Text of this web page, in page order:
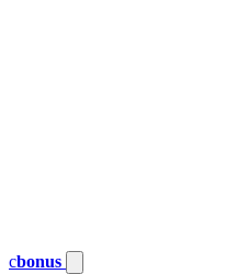
cbonus